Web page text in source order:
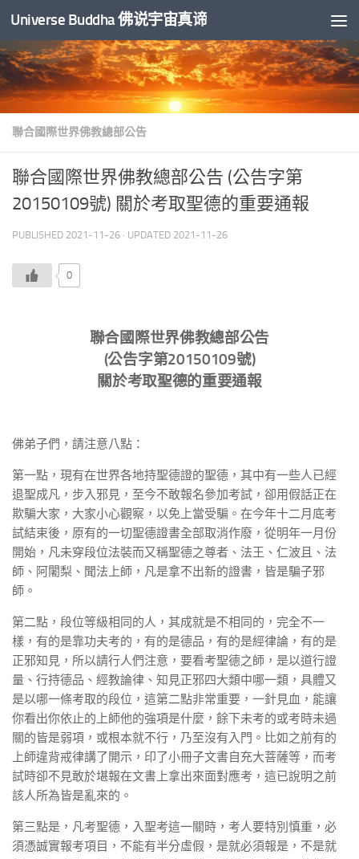
Skip to content
Universe Buddha 佛说宇宙真谛
聯合國際世界佛教總部公告
聯合國際世界佛教總部公告 (公告字第
20150109號) 關於考取聖德的重要通報
PUBLISHED 2021-11-26 · UPDATED 2021-11-26
0
聯合國際世界佛教總部公告
(公告字第20150109號)
關於考取聖德的重要通報
佛弟子們，請注意八點：
第一點，現有在世界各地持聖德證的聖德，其中有一些人已經
退聖成凡，步入邪見，至今不敢報名參加考試，卻用假話正在
欺騙大家，大家小心觀察，以免上當受騙。在今年十二月底考
試結束後，原有的一切聖德證書全部取消作廢，從明年一月份
開始，凡未穿段位法裝而又稱聖德之尊者、法王、仁波且、法
師、阿闍梨、聞法上師，凡是拿不出新的證書，皆是騙子邪
師。
第二點，段位等級相同的人，其成就是不相同的，完全不一
樣，有的是靠功夫考的，有的是德品，有的是經律論，有的是
正邪知見，所以請行人們注意，要看考聖德之師，是以道行證
量、行持德品、經教論律、知見正邪四大類中哪一類，具體又
是以哪一條考取的段位，這第二點非常重要，一針見血，能讓
你看出你依止的上師他的強項是什麼，餘下未考的或考時未過
關的皆是弱項，或根本就不行，乃至沒有入門。比如之前有的
上師違背戒律講了開示，印了小冊子文書自充大菩薩等，而考
試時卻不見敢於堪報在文書上拿出來面對應考，這已說明之前
該人所為皆是亂來的。
第三點是，凡考聖德，入聖考這一關時，考人要特別慎重，必
須憑誠實報考項目，不能有半分虛假，是就必須報是，不是就